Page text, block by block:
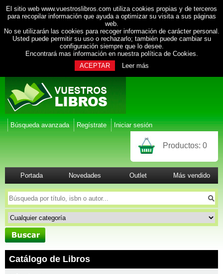
El sitio web www.vuestroslibros.com utiliza cookies propias y de terceros
para recopilar información que ayuda a optimizar su visita a sus páginas
web.
No se utilizarán las cookies para recoger información de carácter personal.
Usted puede permitir su uso o rechazarlo; también puede cambiar su
configuración siempre que lo desee.
Encontrará mas información en nuestra política de Cookies.
ACEPTAR
Leer más
Búsqueda avanzada Regístrate Iniciar sesión
Productos: 0
Portada Novedades Outlet Más vendido
Catálogo de Libros